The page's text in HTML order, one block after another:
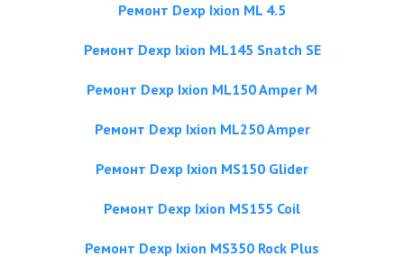
Ремонт Dexp Ixion ML 4.5
Ремонт Dexp Ixion ML145 Snatch SE
Ремонт Dexp Ixion ML150 Amper M
Ремонт Dexp Ixion ML250 Amper
Ремонт Dexp Ixion MS150 Glider
Ремонт Dexp Ixion MS155 Coil
Ремонт Dexp Ixion MS350 Rock Plus